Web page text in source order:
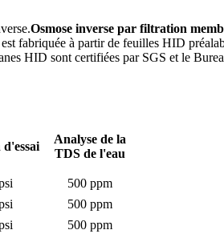
Osmose inverse par filtration
fabriquée à partir de feuilles HID
HID sont certifiées par SGS et le
d'essai
Analyse de la
TDS de l'eau
500 ppm
500 ppm
500 ppm